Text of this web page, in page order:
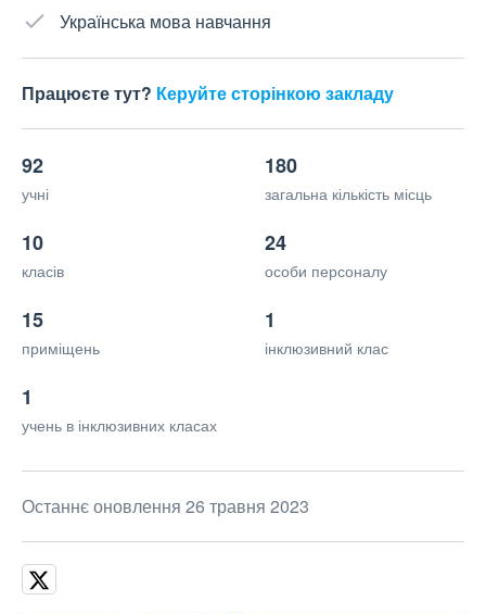
Українська мова навчання
Працюєте тут? Керуйте сторінкою закладу
92
учні
180
загальна кількість місць
10
класів
24
особи персоналу
15
приміщень
1
інклюзивний клас
1
учень в інклюзивних класах
Останнє оновлення 26 травня 2023